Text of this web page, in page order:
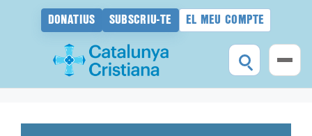
DONATIUS SUBSCRIU-TE EL MEU COMPTE